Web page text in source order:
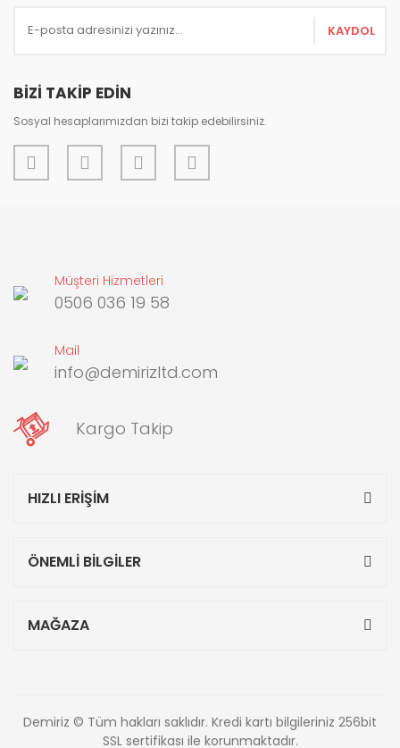
KAYDOL
BİZİ TAKİP EDİN
Sosyal hesaplarımızdan bizi takip edebilirsiniz.
Müşteri Hizmetleri
0506 036 19 58
Mail
info@demirizltd.com
Kargo Takip
HIZLI ERİŞİM
ÖNEMLİ BİLGİLER
MAĞAZA
Demiriz © Tüm hakları saklıdır. Kredi kartı bilgileriniz 256bit
SSL sertifikası ile korunmaktadır.